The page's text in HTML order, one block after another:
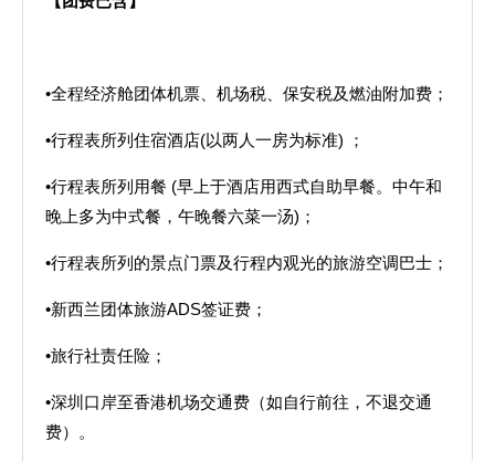
•全程经济舱团体机票、机场税、保安税及燃油附加费；
•行程表所列住宿酒店(以两人一房为标准) ；
•行程表所列用餐 (早上于酒店用西式自助早餐。中午和
晚上多为中式餐，午晚餐六菜一汤)；
•行程表所列的景点门票及行程内观光的旅游空调巴士；
•新西兰团体旅游ADS签证费；
•旅行社责任险；
•深圳口岸至香港机场交通费（如自行前往，不退交通
费）。